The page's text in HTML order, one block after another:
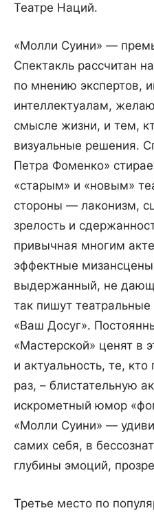
Театре Наций.
«Молли Суини» —
Спектакль рассчитан
по мнению экспертов,
интеллектуалам,
смысле жизни, и тем,
визуальные решения.
Петра Фоменко»
«старым» и «новым»
стороны — лаконизм,
зрелость и
привычная многим
эффектные
выдержанный, не
так пишут
«Ваш Досуг».
«Мастерской» ценят в
и актуальность, те,
раз, – блистательную
искрометный юмор
«Молли Суини» —
самих себя, в
глубины эмоций,
Третье место по